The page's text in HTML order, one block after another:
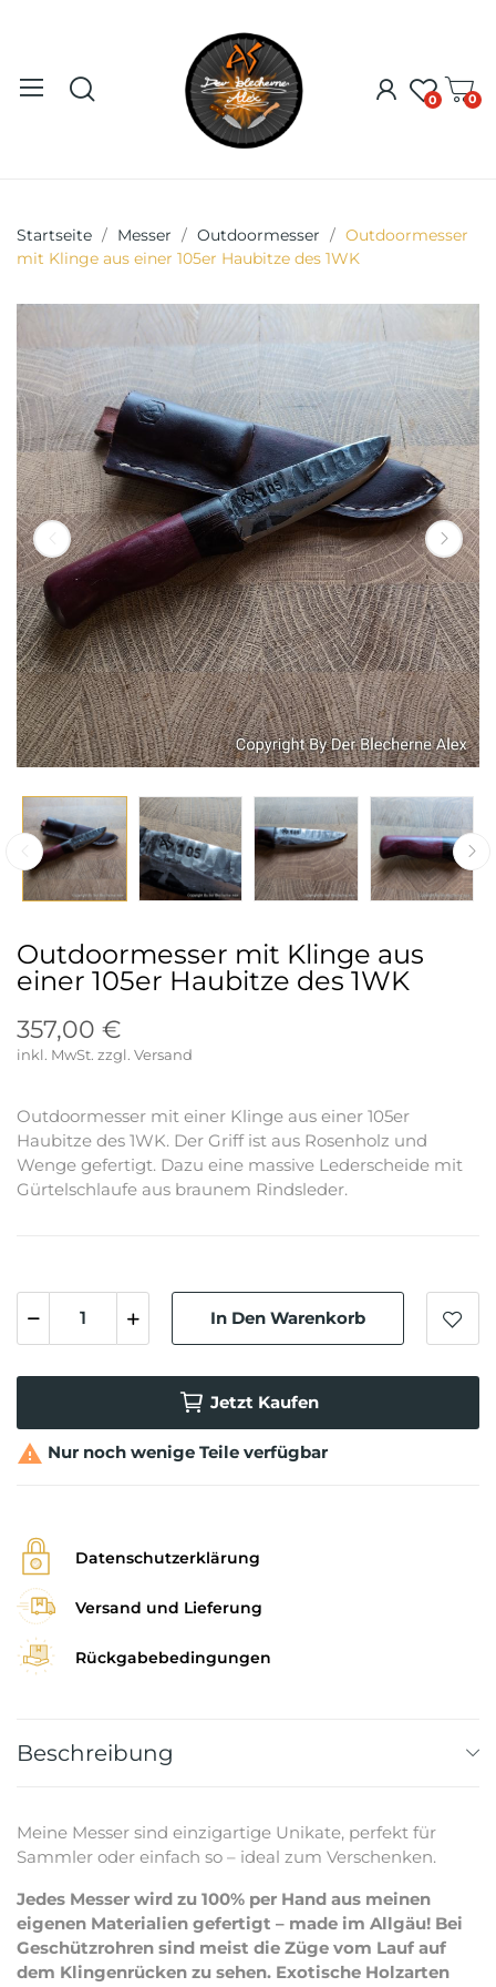
0 0
Startseite Messer Outdoormesser
Outdoormesser
mit Klinge aus einer 105er Haubitze des 1WK
Outdoormesser mit Klinge aus
einer 105er Haubitze des 1WK
357,00 €
inkl. MwSt.
Outdoormesser mit einer Klinge aus einer 105er
Haubitze des 1WK. Der Griff ist aus Rosenholz und
Wenge gefertigt. Dazu eine massive Lederscheide mit
Gürtelschlaufe aus braunem Rindsleder.
In Den Warenkorb
Jetzt Kaufen
 Nur noch wenige Teile verfügbar
Datenschutzerklärung
Versand und Lieferung
Rückgabebedingungen
Beschreibung
Meine Messer sind einzigartige Unikate, perfekt für
Sammler oder einfach so – ideal zum Verschenken.
Jedes Messer wird zu 100% per Hand aus meinen
eigenen Materialien gefertigt – made im Allgäu! Bei
Geschützrohren sind meist die Züge vom Lauf auf
dem Klingenrücken zu sehen. Exotische Holzarten